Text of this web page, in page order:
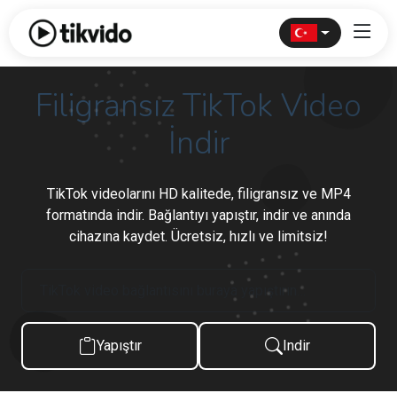
Filigransız TikTok Video
İndir
TikTok videolarını HD kalitede, filigransız ve MP4
formatında indir. Bağlantıyı yapıştır, indir ve anında
cihazına kaydet. Ücretsiz, hızlı ve limitsiz!
Yapıştır Indir